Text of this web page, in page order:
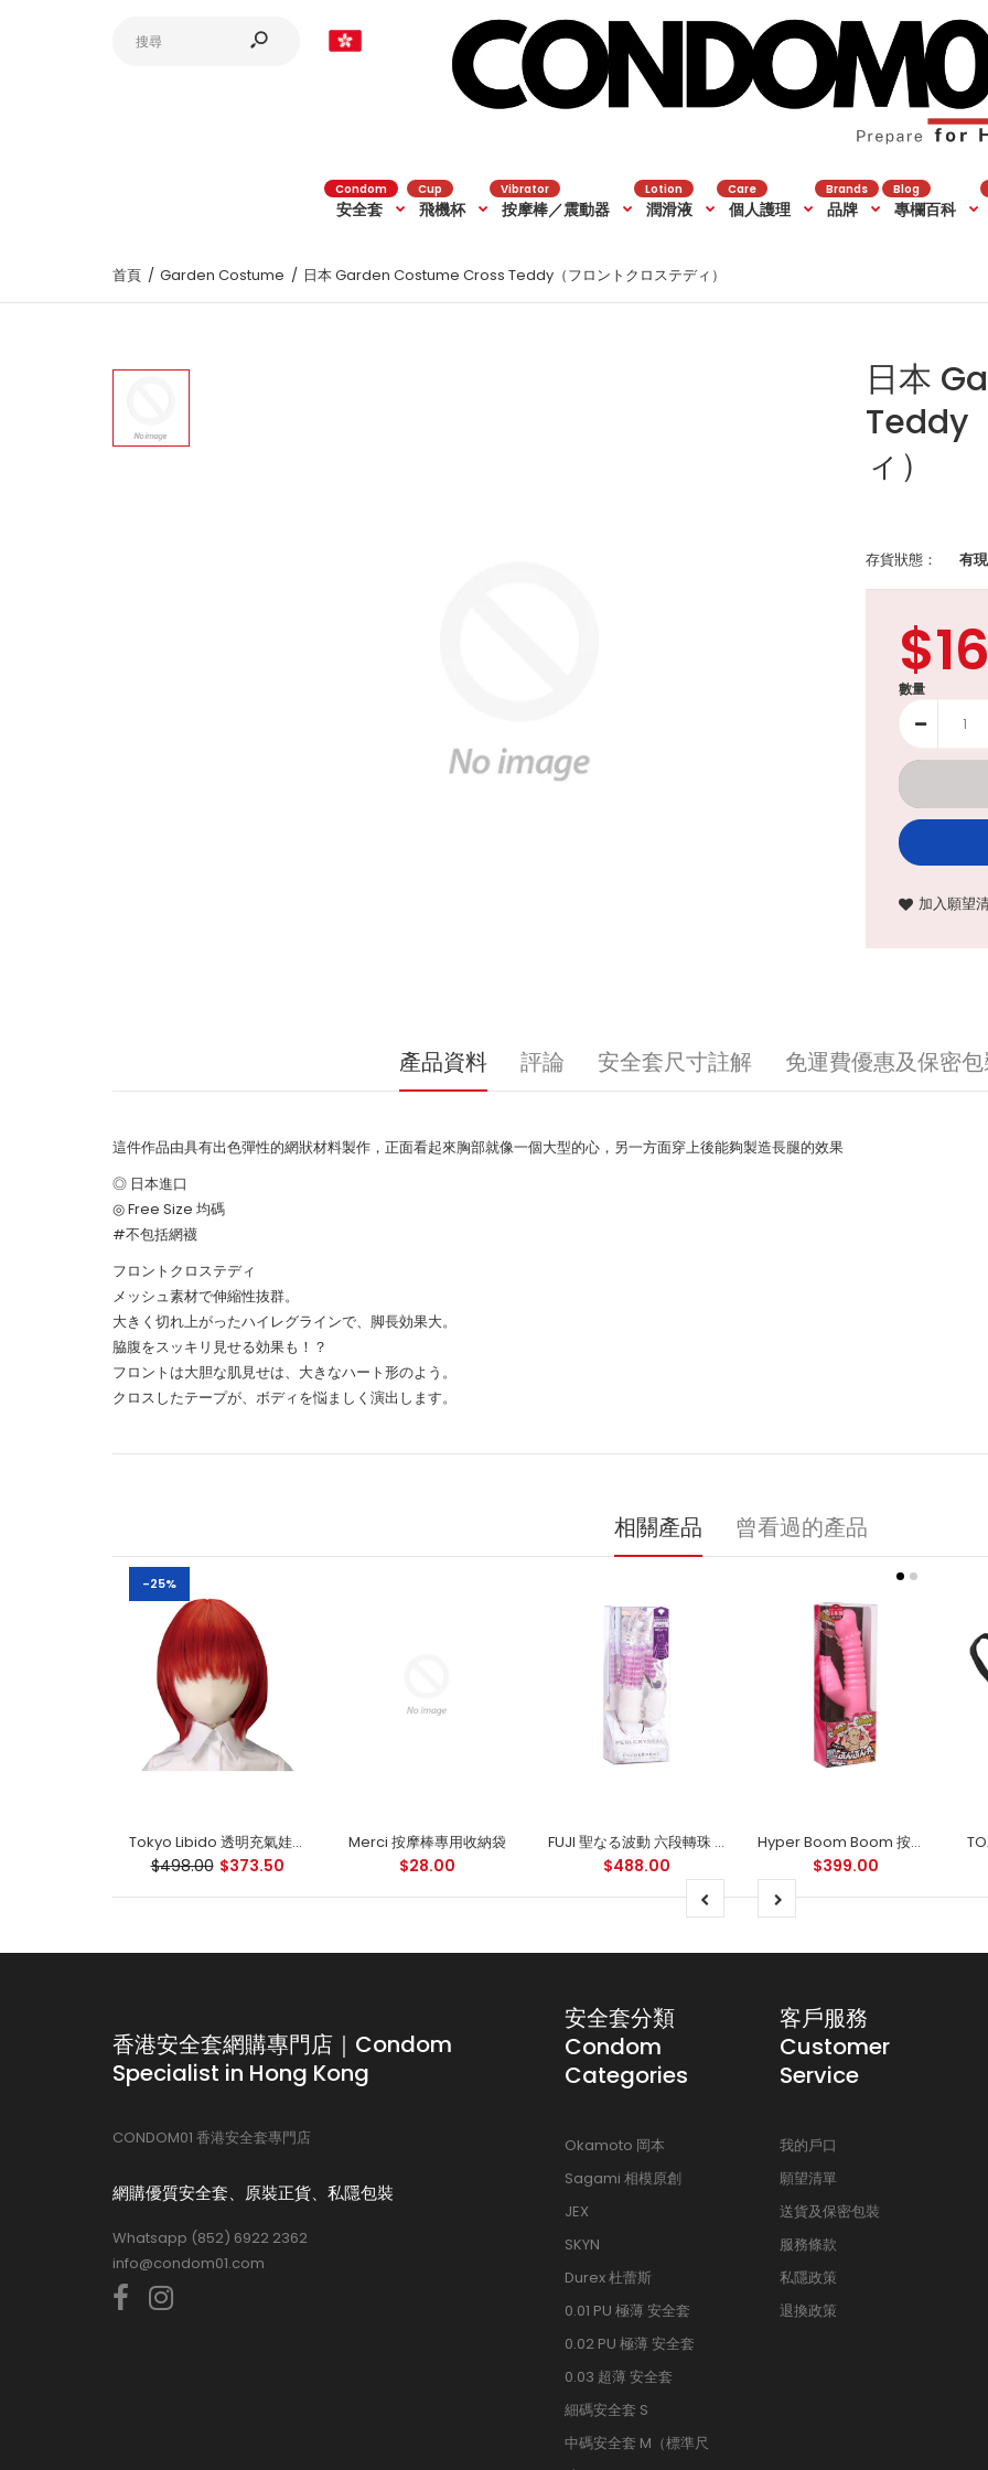
安全套
Condom
飛機杯
Cup
按摩棒／震動器
Vibrator
潤滑液
Lotion
個人護理
Care
品牌
Brands
專欄百科
Blog
首頁 Garden Costume 日本 Garden Costume Cross Teddy（フロントクロステディ）
日本
Teddy
ィ）
存貨狀態： 有
數量
加入願望
產品資料 評論 安全套尺寸註解 免運費優惠及保密
這件作品由具有出色彈性的網狀材料製作，正面看起來胸部就像一個大型的心，另一方面穿上後能夠製造長腿的效果
◎ 日本進口
◎ Free Size 均碼
#不包括網襪
フロントクロステディ
メッシュ素材で伸縮性抜群。
大きく切れ上がったハイレグラインで、脚長効果大。
脇腹をスッキリ見せる効果も！？
フロントは大胆な肌見せは、大きなハート形のよう。
クロスしたテープが、ボディを悩ましく演出します。
相關產品 曾看過的產品
-25%
Tokyo Libido 透明充氣娃娃 空気少女★宇佐羽えあ 專屬頭髮
$498.00 $373.50
Merci 按摩棒專用收納袋
$28.00
FUJI 聖なる波動 六段轉珠 按摩棒
$488.00
Hyper Boom Boom 按摩棒
$399.00
香港安全套網購專門店｜Condom
Specialist in Hong Kong
CONDOM01 香港安全套專門店
網購優質安全套、原裝正貨、私隱包裝
Whatsapp (852) 6922 2362
info@condom01.com
安全套分類
Condom
Categories
Okamoto 岡本
Sagami 相模原創
JEX
SKYN
Durex 杜蕾斯
0.01 PU 極薄 安全套
0.02 PU 極薄 安全套
0.03 超薄 安全套
細碼安全套 S
中碼安全套 M（標準尺
客戶服務
Customer
Service
我的戶口
願望清單
送貨及保密包裝
服務條款
私隱政策
退換政策